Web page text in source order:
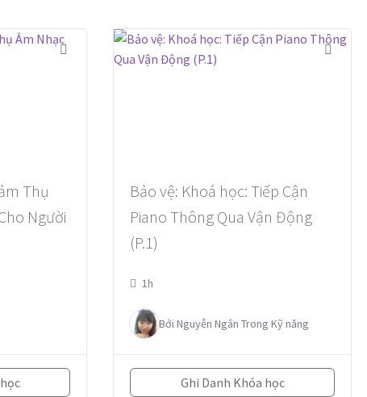
Thụ
Người
Bảo vệ: Khoá học: Tiếp Cận
Piano Thông Qua Vận Động
(P.1)
1h
BởiNguyễn Ngân TrongKỹ năng
Ghi Danh Khóa học